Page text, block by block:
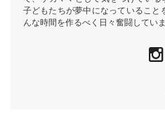
子どもたちが夢中になっていること
んな時間を作るべく日々奮闘していま